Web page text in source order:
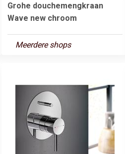
Grohe douchemengkraan
Wave new chroom
Meerdere shops